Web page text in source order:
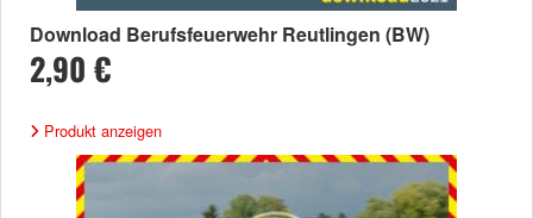
Download Berufsfeuerwehr Reutlingen (BW)
2,90 €
Produkt anzeigen